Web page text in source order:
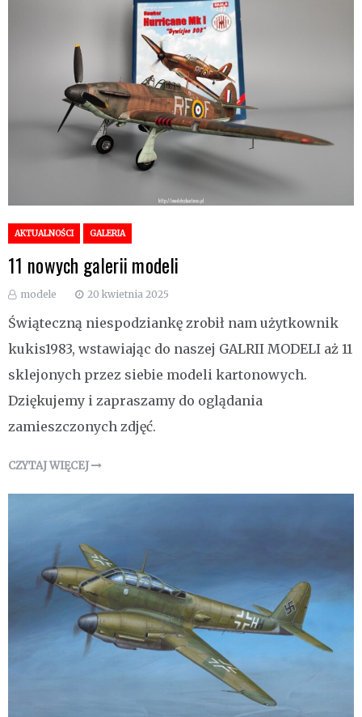
AKTUALNOŚCI GALERIA
11 nowych galerii modeli
modele 20 kwietnia 2025
Świąteczną niespodziankę zrobił nam użytkownik
kukis1983, wstawiając do naszej GALRII MODELI aż 11
sklejonych przez siebie modeli kartonowych.
Dziękujemy i zapraszamy do oglądania
zamieszczonych zdjęć.
CZYTAJ WIĘCEJ